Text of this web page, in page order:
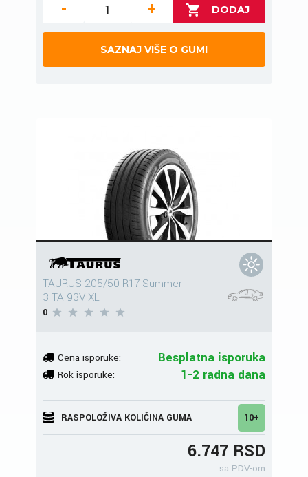
- +
SAZNAJ VIŠE O GUMI
TAURUS 205/50 R17 Summer
3 TA 93V XL
0
Cena isporuke: Besplatna isporuka
Rok isporuke: 1-2 radna dana
RASPOLOŽIVA KOLIČINA GUMA 10+
6.747 RSD
sa PDV-om